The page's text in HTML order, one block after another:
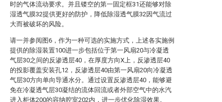
时的气体流动要求。并且镂空的第一固定框31还能够对除
湿透气膜32提供更好的防护，降低除湿透气膜32因气流过
大而被破坏的风险。
请一并参阅图6，作为一种可选的实施方式，上述各实施例
提供的除湿装置100进一步包括位于第一风扇20与冷凝透
气层30之间的反渗透层40，在厚度方向X上，反渗透层40
的投影覆盖安装孔12，反渗透层40由第一风扇20向冷凝透
气层30方向单向导通水分。通过设置反渗透层40，能够避
免在冷凝透气层30凝结的流体回流或者外部空气中的水汽
进入柜体200的容纳腔室202内，进一步优化除湿效果。